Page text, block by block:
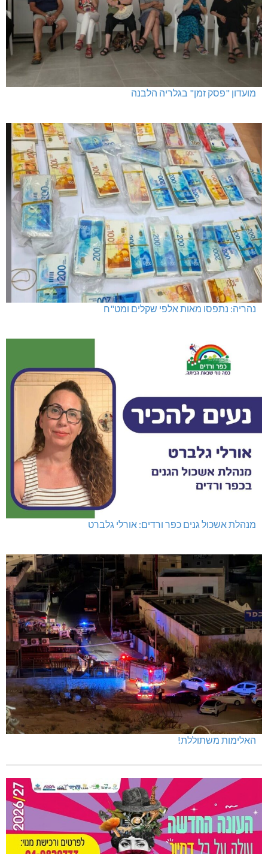
מועדון "פסק זמן" בגלריה הלבנה
נהריה: נתפסו מאות אלפי שקלים ומט"ח
מנהלת אשכול גנים כפר ורדים: אורלי גלברט
האלימות משתוללת!